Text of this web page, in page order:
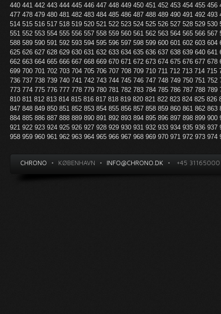
440 441 442 443 444 445 446 447 448 449 450 451 452 453 454 455 456
477 478 479 480 481 482 483 484 485 486 487 488 489 490 491 492 493
514 515 516 517 518 519 520 521 522 523 524 525 526 527 528 529 530
551 552 553 554 555 556 557 558 559 560 561 562 563 564 565 566 567
588 589 590 591 592 593 594 595 596 597 598 599 600 601 602 603 604
625 626 627 628 629 630 631 632 633 634 635 636 637 638 639 640 641
662 663 664 665 666 667 668 669 670 671 672 673 674 675 676 677 678
699 700 701 702 703 704 705 706 707 708 709 710 711 712 713 714 715
736 737 738 739 740 741 742 743 744 745 746 747 748 749 750 751 752
773 774 775 776 777 778 779 780 781 782 783 784 785 786 787 788 789
810 811 812 813 814 815 816 817 818 819 820 821 822 823 824 825 826
847 848 849 850 851 852 853 854 855 856 857 858 859 860 861 862 863
884 885 886 887 888 889 890 891 892 893 894 895 896 897 898 899 900
921 922 923 924 925 926 927 928 929 930 931 932 933 934 935 936 937
958 959 960 961 962 963 964 965 966 967 968 969 970 971 972 973 974
CHRONO • KØBENHAVN • INFO@CHRONO.DK • +45 31165000